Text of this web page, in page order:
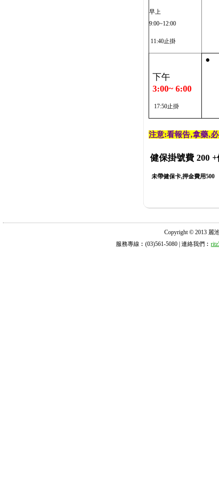
早上
9:00~12:00
11:40止掛
下午
3:00~ 6:00
17:50止掛
●
注意:看報告‚拿藥‚
健保掛號費 200 +
未帶健保卡,押金費用500
Copyright © 2013 麗
服務專線︰(03)561-5080 | 連絡我們︰